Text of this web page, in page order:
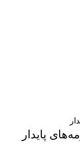
پایدار